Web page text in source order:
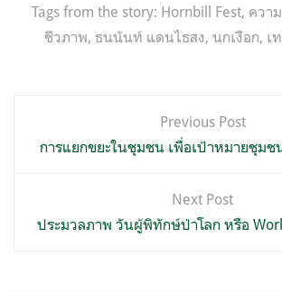
Tags from the story: Hornbill Fest, ควา
ชีวภาพ, ธนนันท์ แดนไธสง, นกเงือก, เ
เรื่อง
Previous Post
การแยกขยะในชุมชน เพื่อเป้าหมายชุมช
Next Post
ประมวลภาพ วันผู้พิทักษ์ป่าโลก หรือ